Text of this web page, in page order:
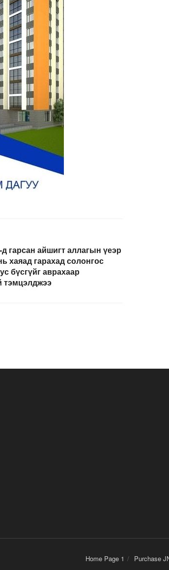
гарсан айшигт аллагын үеэр
хаяад гарахад солонгос
бүсгүйг аврахаар
тэмцэлджээ
Home Page 1 Purchase